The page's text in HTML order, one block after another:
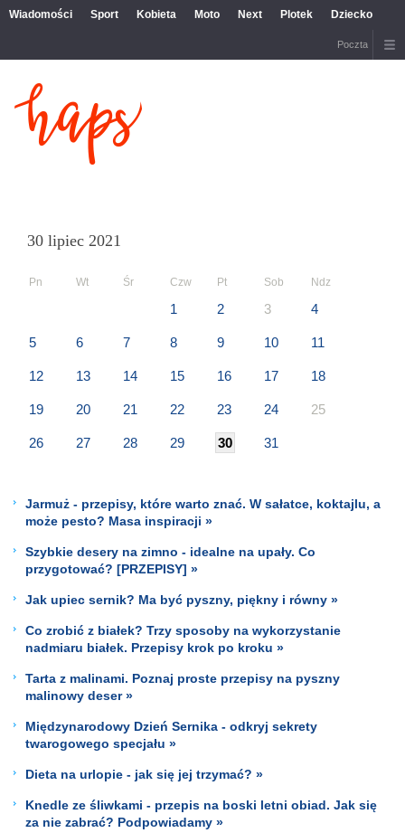
Wiadomości Sport Kobieta Moto Next Plotek Dziecko
Poczta
30 lipiec 2021
Pn Wt Śr Czw Pt Sob Ndz
1 2 3 4
5 6 7 8 9 10 11
12 13 14 15 16 17 18
19 20 21 22 23 24 25
26 27 28 29 30 31
Jarmuż - przepisy, które warto znać. W sałatce, koktajlu, a
może pesto? Masa inspiracji »
Szybkie desery na zimno - idealne na upały. Co
przygotować? [PRZEPISY] »
Jak upiec sernik? Ma być pyszny, piękny i równy »
Co zrobić z białek? Trzy sposoby na wykorzystanie
nadmiaru białek. Przepisy krok po kroku »
Tarta z malinami. Poznaj proste przepisy na pyszny
malinowy deser »
Międzynarodowy Dzień Sernika - odkryj sekrety
twarogowego specjału »
Dieta na urlopie - jak się jej trzymać? »
Knedle ze śliwkami - przepis na boski letni obiad. Jak się
za nie zabrać? Podpowiadamy »